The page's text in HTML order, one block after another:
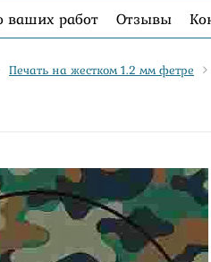
ваших работ Отзывы
Печать на жестком 1.2 мм фетре